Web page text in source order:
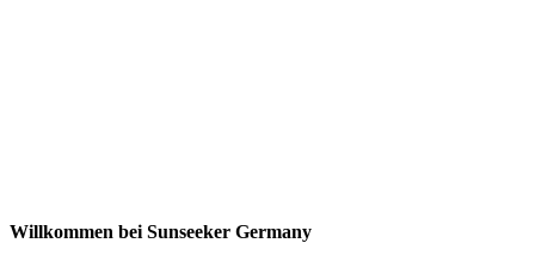
Willkommen bei Sunseeker Germany